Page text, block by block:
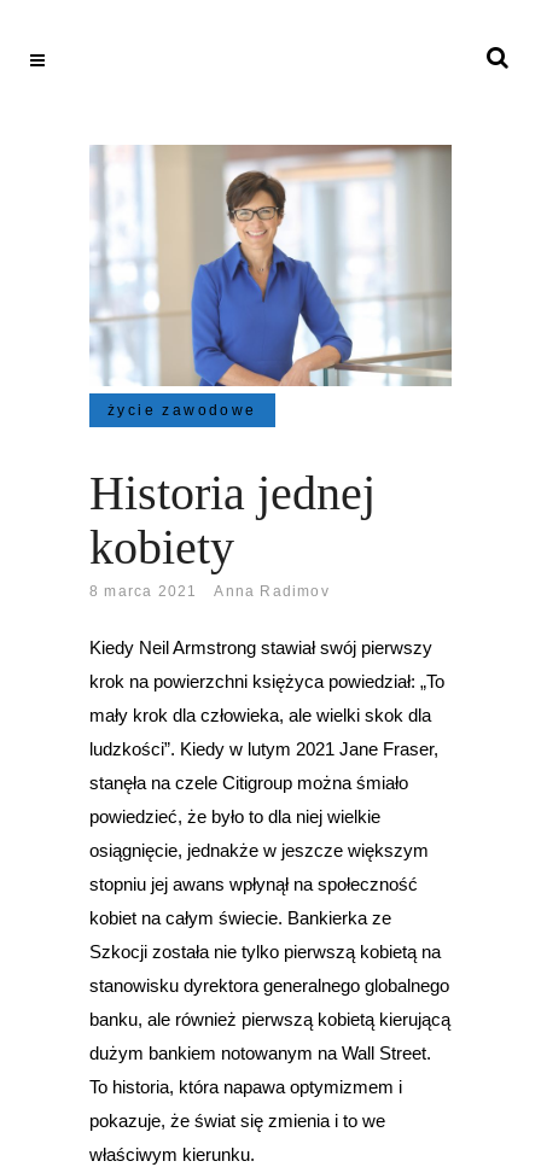
życie zawodowe
Historia jednej
kobiety
8 marca 2021 Anna Radimov
Kiedy Neil Armstrong stawiał swój pierwszy
krok na powierzchni księżyca powiedział: „To
mały krok dla człowieka, ale wielki skok dla
ludzkości”. Kiedy w lutym 2021 Jane Fraser,
stanęła na czele Citigroup można śmiało
powiedzieć, że było to dla niej wielkie
osiągnięcie, jednakże w jeszcze większym
stopniu jej awans wpłynął na społeczność
kobiet na całym świecie. Bankierka ze
Szkocji została nie tylko pierwszą kobietą na
stanowisku dyrektora generalnego globalnego
banku, ale również pierwszą kobietą kierującą
dużym bankiem notowanym na Wall Street.
To historia, która napawa optymizmem i
pokazuje, że świat się zmienia i to we
właściwym kierunku.